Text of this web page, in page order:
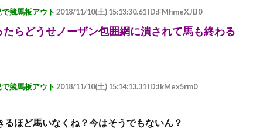
競馬板アウト 2018/11/10(土) 15:13:30.61 ID:FMhmeXJB0
らどうせノーザン包囲網に潰されて馬も終わる
競馬板アウト 2018/11/10(土) 15:14:13.31 ID:IkMex5rm0
るほど馬いなくね？今はそうでもないん？